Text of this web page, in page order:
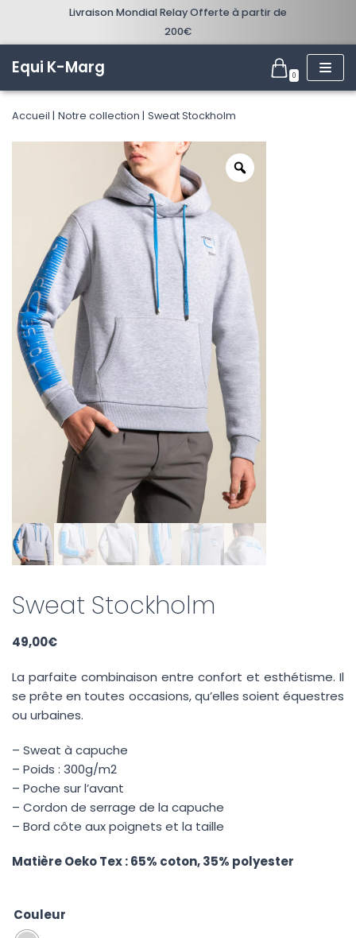
Livraison Mondial Relay Offerte à partir de
200€
Aller
au
contenu
Equi K-Marg 0
Accueil Notre collection Sweat Stockholm
Sweat Stockholm
49,00€
La parfaite combinaison entre confort et esthétisme. Il
se prête en toutes occasions, qu’elles soient équestres
ou urbaines.
– Sweat à capuche
– Poids : 300g/m2
– Poche sur l’avant
– Cordon de serrage de la capuche
– Bord côte aux poignets et la taille
Matière Oeko Tex : 65% coton, 35% polyester
Couleur